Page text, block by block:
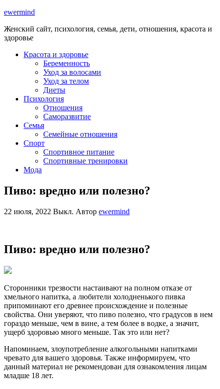
ewermind
Женский сайт, психология, семья, дети, отношения, красота и
здоровье
Красота и здоровье
Беременность
Уход за волосами
Уход за телом
Диеты
Психология
Отношения
Саморазвитие
Семья
Семейные отношения
Спорт
Спортивное питание
Спортивные тренировки
Мода
Пиво: вредно или полезно?
22 июля, 2022 Выкл. Автор ewermind
Пиво: вредно или полезно?
Сторонники трезвости настаивают на полном отказе от
хмельного напитка, а любители холодненького пивка
припоминают его древнее происхождение и полезные
свойства. Они уверяют, что пиво полезно, что градусов в нем
гораздо меньше, чем в вине, а тем более в водке, а значит,
ущерб здоровью много меньше. Так это или нет?
Напоминаем, злоупотребление алкогольными напитками
чревато для вашего здоровья. Также информируем, что
данный материал не рекомендован для ознакомления лицам
младше 18 лет.